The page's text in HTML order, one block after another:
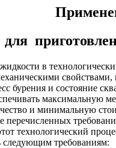
в
свойствами,
бурения и состояние
максимальную
и минимальную
технологический
следующим требованиям: